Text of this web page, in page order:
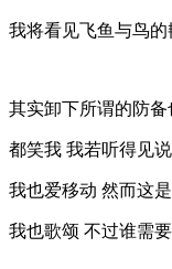
我将看见飞鱼与鸟的
其实卸下所谓的防备
都笑我 我若听得见
我也爱移动 然而这
我也歌颂 不过谁需